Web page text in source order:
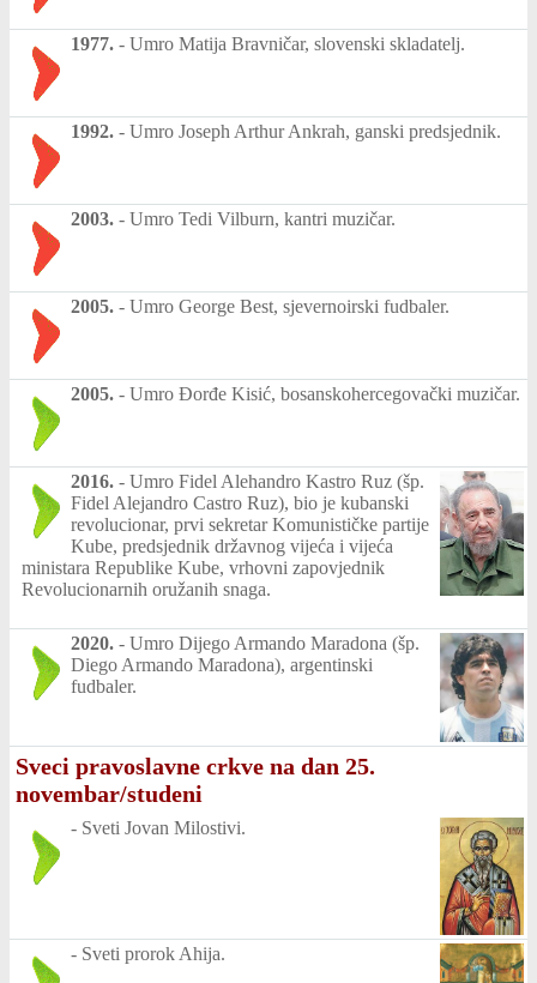
1977. - Umro Matija Bravničar, slovenski skladatelj.
1992. - Umro Joseph Arthur Ankrah, ganski predsjednik.
2003. - Umro Tedi Vilburn, kantri muzičar.
2005. - Umro George Best, sjevernoirski fudbaler.
2005. - Umro Đorđe Kisić, bosanskohercegovački muzičar.
2016. - Umro Fidel Alehandro Kastro Ruz (šp.
Fidel Alejandro Castro Ruz), bio je kubanski
revolucionar, prvi sekretar Komunističke partije
Kube, predsjednik državnog vijeća i vijeća
ministara Republike Kube, vrhovni zapovjednik
Revolucionarnih oružanih snaga.
2020. - Umro Dijego Armando Maradona (šp.
Diego Armando Maradona), argentinski
fudbaler.
Sveci pravoslavne crkve na dan 25.
novembar/studeni
- Sveti Jovan Milostivi.
- Sveti prorok Ahija.